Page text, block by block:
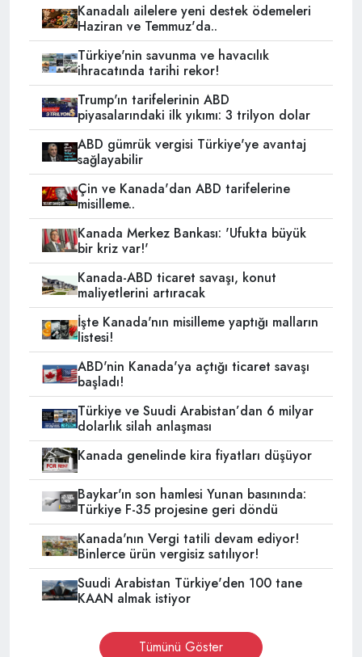
Kanadalı ailelere yeni destek ödemeleri
Haziran ve Temmuz'da..
Türkiye'nin savunma ve havacılık
ihracatında tarihi rekor!
Trump'ın tarifelerinin ABD
piyasalarındaki ilk yıkımı: 3 trilyon dolar
ABD gümrük vergisi Türkiye'ye avantaj
sağlayabilir
Çin ve Kanada'dan ABD tarifelerine
misilleme..
Kanada Merkez Bankası: 'Ufukta büyük
bir kriz var!'
Kanada-ABD ticaret savaşı, konut
maliyetlerini artıracak
İşte Kanada'nın misilleme yaptığı malların
listesi!
ABD'nin Kanada'ya açtığı ticaret savaşı
başladı!
Türkiye ve Suudi Arabistan’dan 6 milyar
dolarlık silah anlaşması
Kanada genelinde kira fiyatları düşüyor
Baykar'ın son hamlesi Yunan basınında:
Türkiye F-35 projesine geri döndü
Kanada'nın Vergi tatili devam ediyor!
Binlerce ürün vergisiz satılıyor!
Suudi Arabistan Türkiye'den 100 tane
KAAN almak istiyor
Tümünü Göster